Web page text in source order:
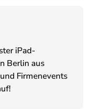
iPad-
Berlin aus
Firmenevents